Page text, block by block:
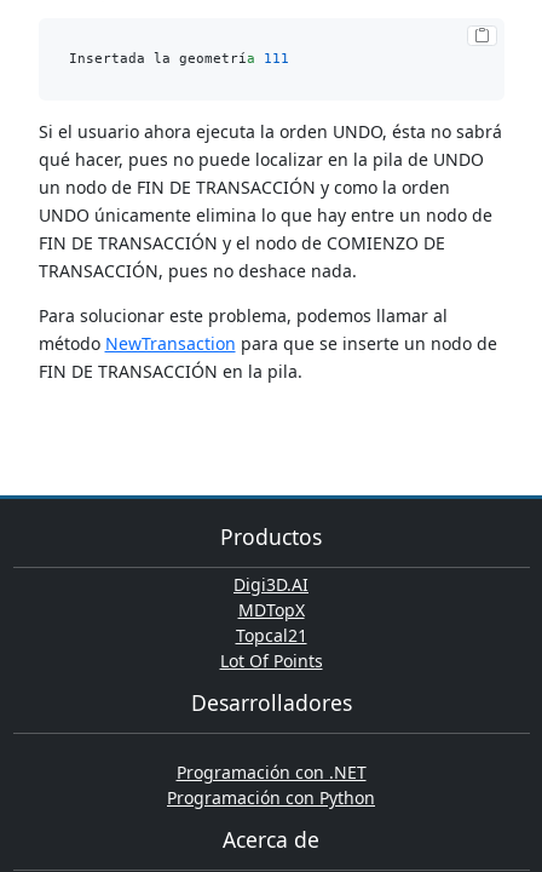
Insertada la geometría 111
Si el usuario ahora ejecuta la orden UNDO, ésta no sabrá
qué hacer, pues no puede localizar en la pila de UNDO
un nodo de FIN DE TRANSACCIÓN y como la orden
UNDO únicamente elimina lo que hay entre un nodo de
FIN DE TRANSACCIÓN y el nodo de COMIENZO DE
TRANSACCIÓN, pues no deshace nada.
Para solucionar este problema, podemos llamar al
método NewTransaction para que se inserte un nodo de
FIN DE TRANSACCIÓN en la pila.
Productos
Digi3D.AI
MDTopX
Topcal21
Lot Of Points
Desarrolladores
Programación con .NET
Programación con Python
Acerca de